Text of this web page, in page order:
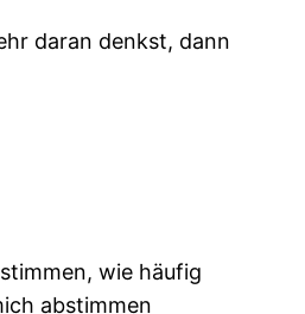
daran denkst, dann
wie häufig
abstimmen